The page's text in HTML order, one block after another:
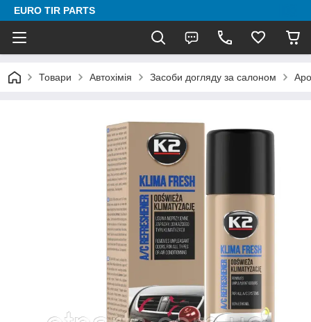
EURO TIR PARTS
Товари Автохімія Засоби догляду за салоном